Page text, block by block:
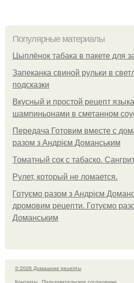
Популярные материалы
Цыплёнок табака в пакете для
Запеканка свиной рульки в
подсказки
Вкусный и простой рецепт
шампиньонами в сметанном
Передача Готовим вместе с
разом з Андрієм Доманським
Томатный сок с табаско.
Рулет, который не ломается.
Готуємо разом з Андрієм
дромовим рецепти. Готуємо
Доманським
© 2026 Домашние рецепты
Контакты
Пользовательское соглашение